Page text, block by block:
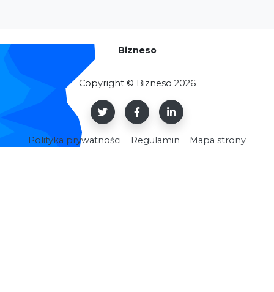
Bizneso
Copyright © Bizneso 2026
Polityka prywatności Regulamin Mapa strony